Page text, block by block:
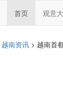
首页 观意
越南资讯 > 越南首